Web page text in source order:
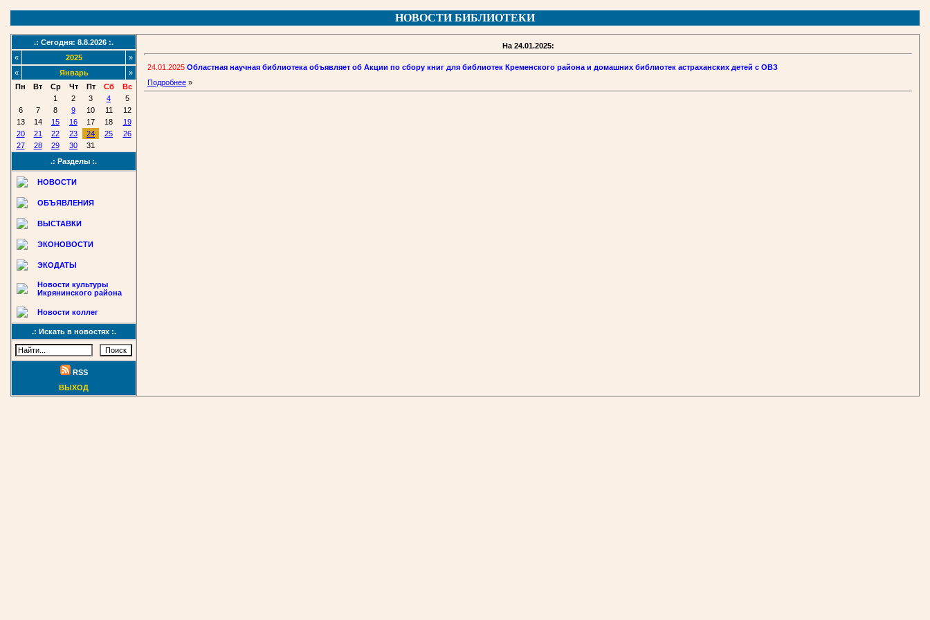
НОВОСТИ БИБЛИОТЕКИ
.: Сегодня: 8.8.2026 :.
«
2025
»
«
Январь
»
Пн
Вт Ср Чт Пт Сб
Вс
1
2 3 4
5
6
7 8 9 10 11
12
13
14 15 16 17 18
19
20
21 22 23 24 25
26
27
28 29 30
31
.: Разделы :.
НОВОСТИ
ОБЪЯВЛЕНИЯ
ВЫСТАВКИ
ЭКОНОВОСТИ
ЭКОДАТЫ
Новости культуры
Икрянинского района
Новости коллег
.: Искать в новостях :.
RSS
ВЫХОД
На 24.01.2025:
24.01.2025 Областная научная библиотека объявляет об Акции по сбору книг для библиотек Кременского района и домашних библиотек астраханских детей с ОВЗ
Подробнее »